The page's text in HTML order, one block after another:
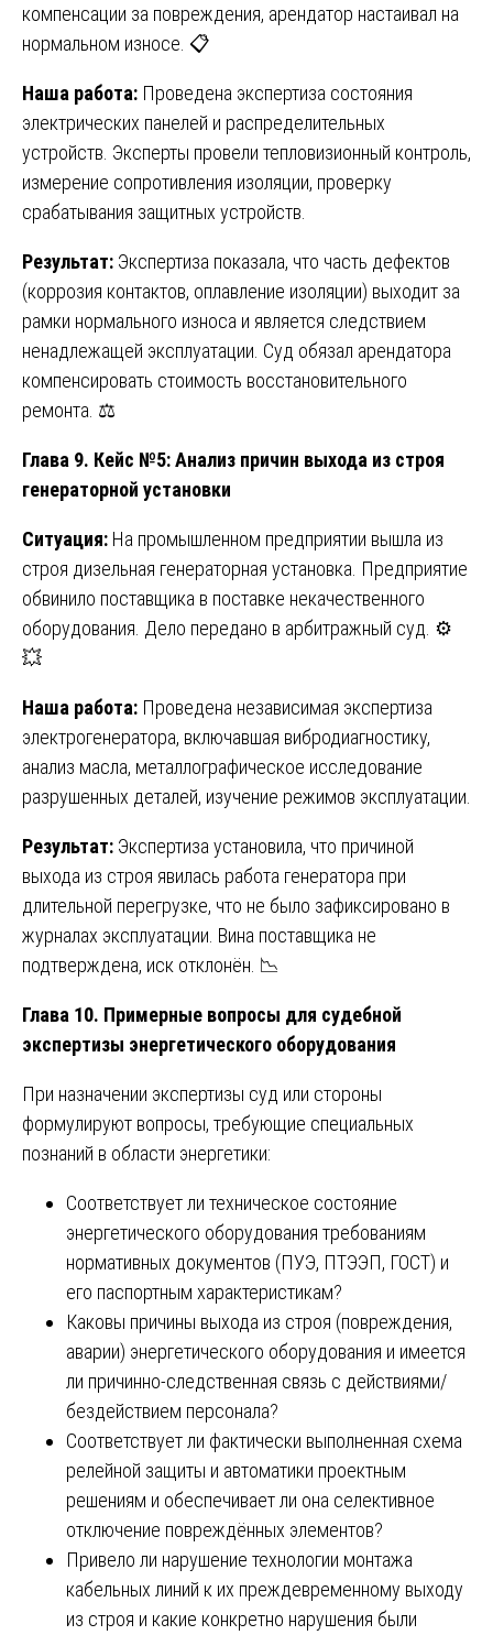
компенсации за повреждения, арендатор настаивал на
нормальном износе. 📋
Наша работа: Проведена экспертиза состояния
электрических панелей и распределительных
устройств. Эксперты провели тепловизионный контроль,
измерение сопротивления изоляции, проверку
срабатывания защитных устройств.
Результат: Экспертиза показала, что часть дефектов
(коррозия контактов, оплавление изоляции) выходит за
рамки нормального износа и является следствием
ненадлежащей эксплуатации. Суд обязал арендатора
компенсировать стоимость восстановительного
ремонта. ⚖️
Глава 9. Кейс №5: Анализ причин выхода из строя
генераторной установки
Ситуация: На промышленном предприятии вышла из
строя дизельная генераторная установка. Предприятие
обвинило поставщика в поставке некачественного
оборудования. Дело передано в арбитражный суд. ⚙️
💥
Наша работа: Проведена независимая экспертиза
электрогенератора, включавшая вибродиагностику,
анализ масла, металлографическое исследование
разрушенных деталей, изучение режимов эксплуатации.
Результат: Экспертиза установила, что причиной
выхода из строя явилась работа генератора при
длительной перегрузке, что не было зафиксировано в
журналах эксплуатации. Вина поставщика не
подтверждена, иск отклонён. 📉
Глава 10. Примерные вопросы для судебной
экспертизы энергетического оборудования
При назначении экспертизы суд или стороны
формулируют вопросы, требующие специальных
познаний в области энергетики:
Соответствует ли техническое состояние
энергетического оборудования требованиям
нормативных документов (ПУЭ, ПТЭЭП, ГОСТ) и
его паспортным характеристикам?
Каковы причины выхода из строя (повреждения,
аварии) энергетического оборудования и имеется
ли причинно-следственная связь с действиями/
бездействием персонала?
Соответствует ли фактически выполненная схема
релейной защиты и автоматики проектным
решениям и обеспечивает ли она селективное
отключение повреждённых элементов?
Привело ли нарушение технологии монтажа
кабельных линий к их преждевременному выходу
из строя и какие конкретно нарушения были